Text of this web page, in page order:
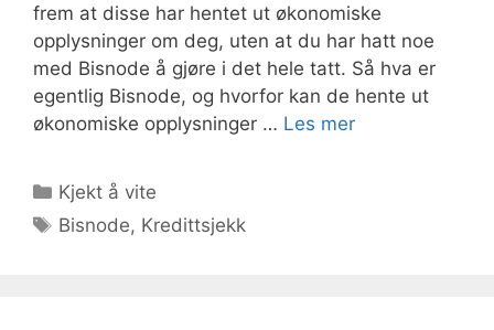
frem at disse har hentet ut økonomiske
opplysninger om deg, uten at du har hatt noe
med Bisnode å gjøre i det hele tatt. Så hva er
egentlig Bisnode, og hvorfor kan de hente ut
økonomiske opplysninger … Les mer
Kategorier
Kjekt å vite
Stikkord
Bisnode, Kredittsjekk